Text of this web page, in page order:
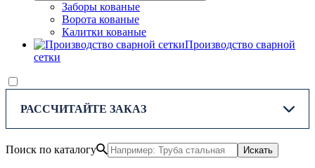
Заборы кованые
Ворота кованые
Калитки кованые
Производство сварной
сетки
РАССЧИТАЙТЕ ЗАКАЗ
Поиск по каталогу Искать